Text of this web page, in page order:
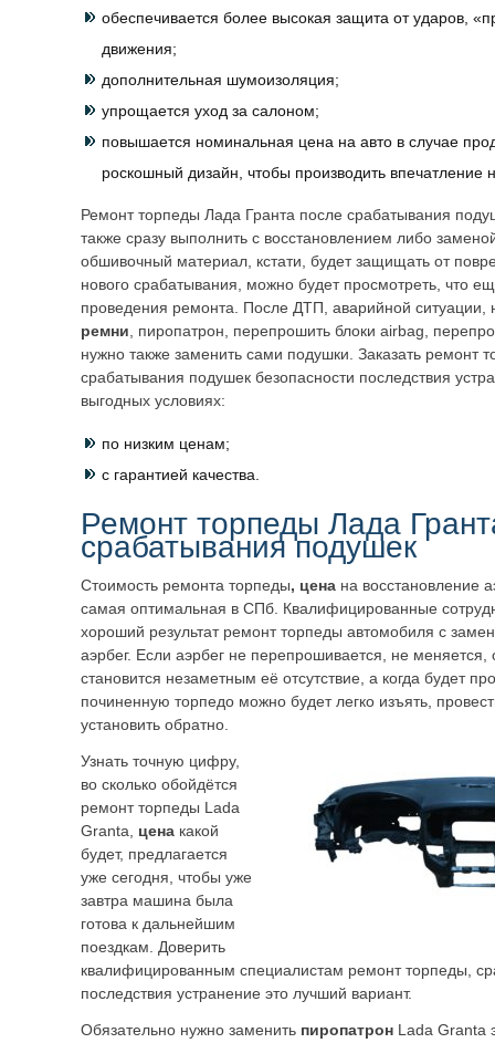
обеспечивается более высокая защита от ударов,
движения;
дополнительная шумоизоляция;
упрощается уход за салоном;
повышается номинальная цена на авто в случае
роскошный дизайн, чтобы производить впечатление
Ремонт торпеды Лада Гранта после срабатывания
также сразу выполнить с восстановлением либо
обшивочный материал, кстати, будет защищать от
нового срабатывания, можно будет просмотреть, что
проведения ремонта. После ДТП, аварийной ситуации,
ремни , пиропатрон, перепрошить блоки airbag,
нужно также заменить сами подушки. Заказать ремонт
срабатывания подушек безопасности последствия
выгодных условиях:
по низким ценам;
с гарантией качества.
Ремонт торпеды Лада
срабатывания подушек
Стоимость ремонта торпеды, цена на восстановление
самая оптимальная в СПб. Квалифицированные
хороший результат ремонт торпеды автомобиля с
аэрбег. Если аэрбег не перепрошивается, не меняется,
становится незаметным её отсутствие, а когда будет
починенную торпедо можно будет легко изъять,
установить обратно.
Узнать точную цифру,
во сколько обойдётся
ремонт торпеды Lada
Granta, цена какой
будет, предлагается
уже сегодня, чтобы уже
завтра машина была
готова к дальнейшим
поездкам. Доверить
квалифицированным специалистам ремонт торпеды,
последствия устранение это лучший вариант.
Обязательно нужно заменить пиропатрон Lada Granta